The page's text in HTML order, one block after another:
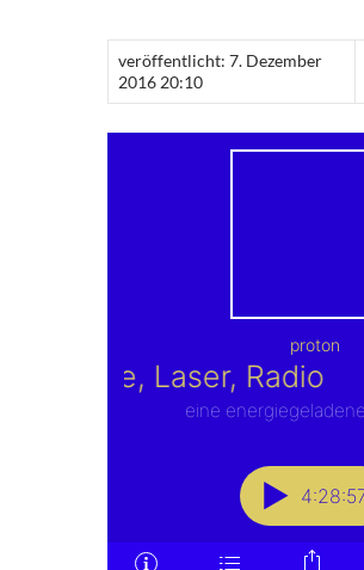
veröffentlicht: 7. Dezember
2016 20:10